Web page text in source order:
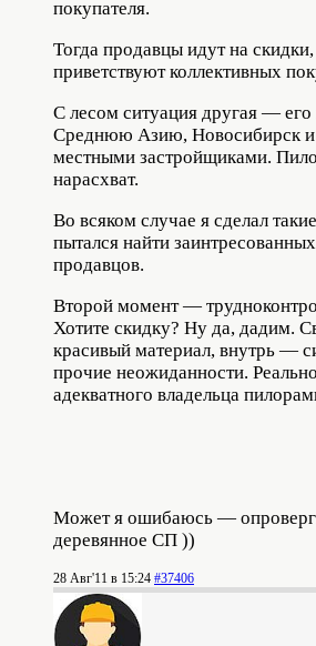
покупателя.
Тогда продавцы идут на
приветствуют коллективных
С лесом ситуация другая — его
Среднюю Азию, Новосибирск и
местными застройщиками.
нарасхват.
Во всяком случае я сделал
пытался найти
продавцов.
Второй момент —
Хотите скидку? Ну да, дадим.
красивый материал, внутрь —
прочие неожиданности.
адекватного владельца
Может я ошибаюсь —
деревянное СП ))
28 Авг'11 в 15:24 #37406